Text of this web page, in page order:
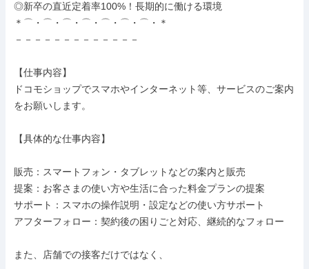
◎新卒の直近定着率100%！長期的に働ける環境
＊⌒・⌒・⌒・⌒・⌒・⌒・⌒・＊
－－－－－－－－－－－－－
【仕事内容】
ドコモショップでスマホやインターネット等、サービスのご案内
をお願いします。
【具体的な仕事内容】
販売：スマートフォン・タブレットなどの案内と販売
提案：お客さまの使い方や生活に合った料金プランの提案
サポート：スマホの操作説明・設定などの使い方サポート
アフターフォロー：契約後の困りごと対応、継続的なフォロー
また、店舗での接客だけではなく、